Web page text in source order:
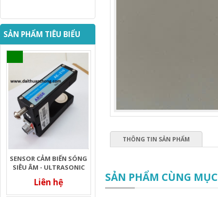
SẢN PHẨM TIÊU BIỂU
SENSOR CẢM BIẾN SÓNG
SIÊU ÂM - ULTRASONIC
Liên hệ
THÔNG TIN SẢN PHẨM
SẢN PHẨM CÙNG MỤC